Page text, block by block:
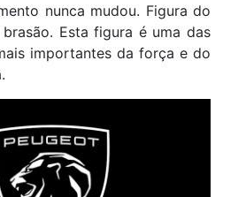
nunca mudou. Figura do
Esta figura é uma das
importantes da força e do